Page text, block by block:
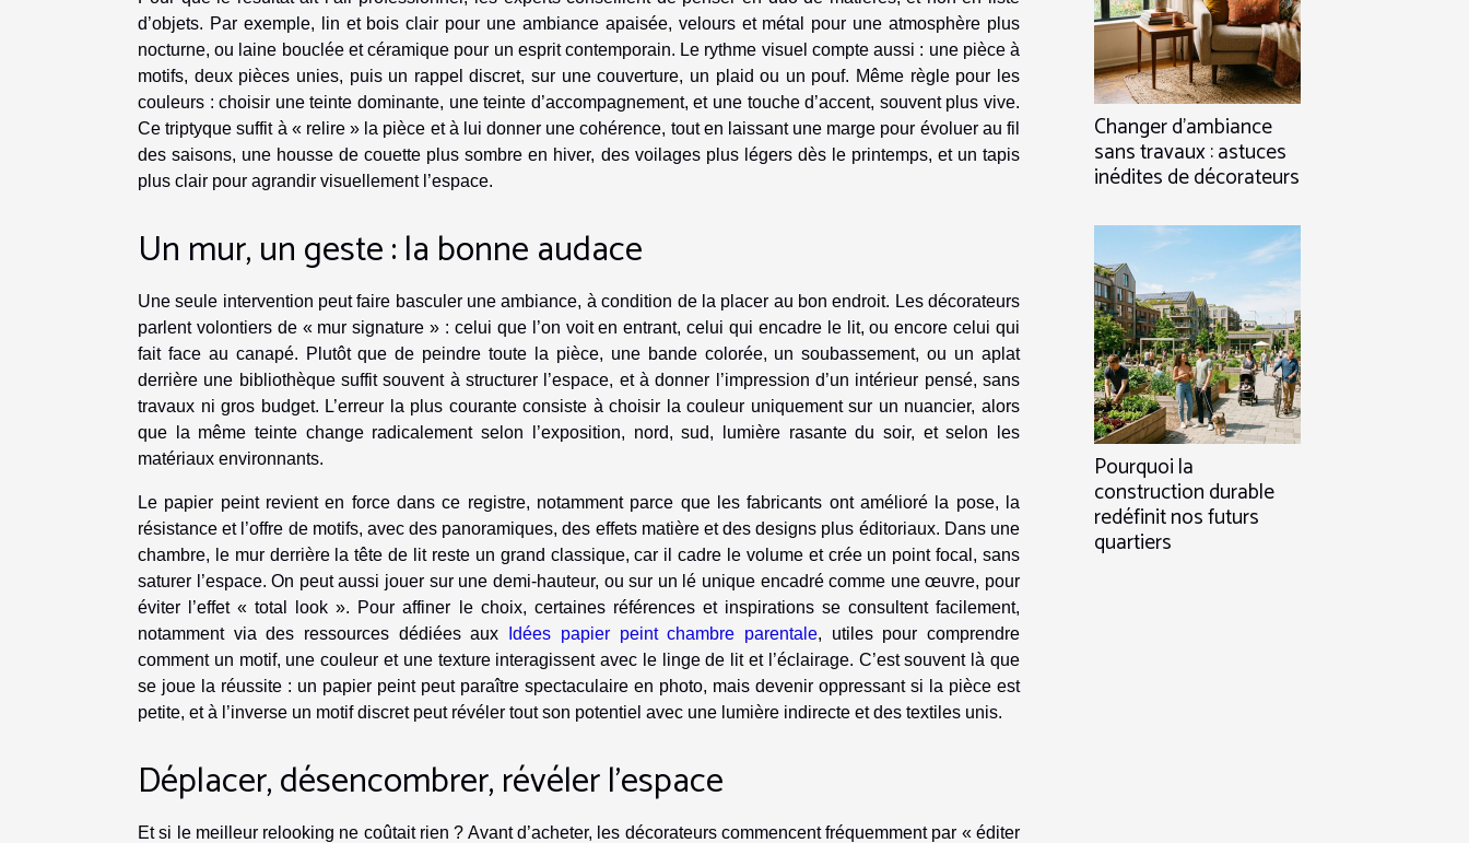
d’objets. Par exemple, lin et bois clair pour une ambiance apaisée, velours et métal pour une atmosphère plus
nocturne, ou laine bouclée et céramique pour un esprit contemporain. Le rythme visuel compte aussi : une pièce à
motifs, deux pièces unies, puis un rappel discret, sur une couverture, un plaid ou un pouf. Même règle pour les
couleurs : choisir une teinte dominante, une teinte d’accompagnement, et une touche d’accent, souvent plus vive.
Ce triptyque suffit à « relire » la pièce et à lui donner une cohérence, tout en laissant une marge pour évoluer au fil
des saisons, une housse de couette plus sombre en hiver, des voilages plus légers dès le printemps, et un tapis
plus clair pour agrandir visuellement l’espace.
Un mur, un geste : la bonne audace
Une seule intervention peut faire basculer une ambiance, à condition de la placer au bon endroit. Les décorateurs
parlent volontiers de « mur signature » : celui que l’on voit en entrant, celui qui encadre le lit, ou encore celui qui
fait face au canapé. Plutôt que de peindre toute la pièce, une bande colorée, un soubassement, ou un aplat
derrière une bibliothèque suffit souvent à structurer l’espace, et à donner l’impression d’un intérieur pensé, sans
travaux ni gros budget. L’erreur la plus courante consiste à choisir la couleur uniquement sur un nuancier, alors
que la même teinte change radicalement selon l’exposition, nord, sud, lumière rasante du soir, et selon les
matériaux environnants.
Le papier peint revient en force dans ce registre, notamment parce que les fabricants ont amélioré la pose, la
résistance et l’offre de motifs, avec des panoramiques, des effets matière et des designs plus éditoriaux. Dans une
chambre, le mur derrière la tête de lit reste un grand classique, car il cadre le volume et crée un point focal, sans
saturer l’espace. On peut aussi jouer sur une demi-hauteur, ou sur un lé unique encadré comme une œuvre, pour
éviter l’effet « total look ». Pour affiner le choix, certaines références et inspirations se consultent facilement,
notamment via des ressources dédiées aux
Idées papier peint chambre parentale, utiles pour comprendre
comment un motif, une couleur et une texture interagissent avec le linge de lit et l’éclairage. C’est souvent là que
se joue la réussite : un papier peint peut paraître spectaculaire en photo, mais devenir oppressant si la pièce est
petite, et à l’inverse un motif discret peut révéler tout son potentiel avec une lumière indirecte et des textiles unis.
Déplacer, désencombrer, révéler l’espace
Et si le meilleur relooking ne coûtait rien ? Avant d’acheter, les décorateurs commencent fréquemment par « éditer
Changer d’ambiance
sans travaux : astuces
inédites de décorateurs
Pourquoi la
construction durable
redéfinit nos futurs
quartiers